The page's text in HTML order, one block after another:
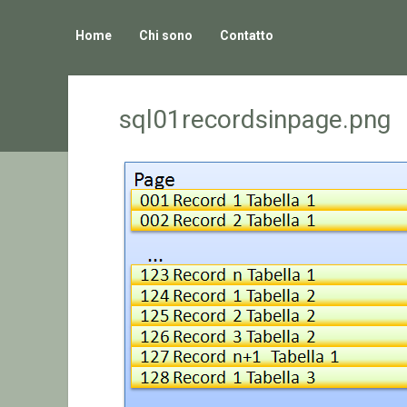
Home Chi sono Contatto
sql01recordsinpage.png